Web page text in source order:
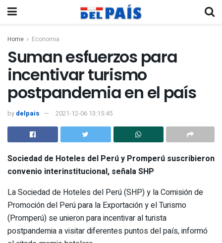
Home Economia
Suman esfuerzos para
incentivar turismo
postpandemia en el país
by delpais 2021-12-06 13:15:45
Sociedad de Hoteles del Perú y Promperú suscribieron
convenio interinstitucional, señala SHP
La Sociedad de Hoteles del Perú (SHP) y la Comisión de
Promoción del Perú para la Exportación y el Turismo
(Promperú) se unieron para incentivar al turista
postpandemia a visitar diferentes puntos del país, informó